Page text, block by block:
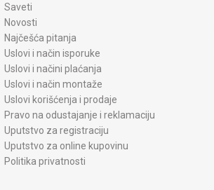
Saveti
Novosti
Najčešća pitanja
Uslovi i način isporuke
Uslovi i načini plaćanja
Uslovi i način montaže
Uslovi korišćenja i prodaje
Pravo na odustajanje i reklamaciju
Uputstvo za registraciju
Uputstvo za online kupovinu
Politika privatnosti